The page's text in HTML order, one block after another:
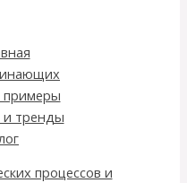
примеры
и тренды
процессов и